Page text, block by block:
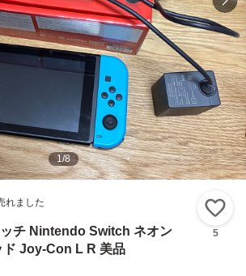
1/8
れました
チ Nintendo Switch ネオン
ド Joy-Con L R 美品
5